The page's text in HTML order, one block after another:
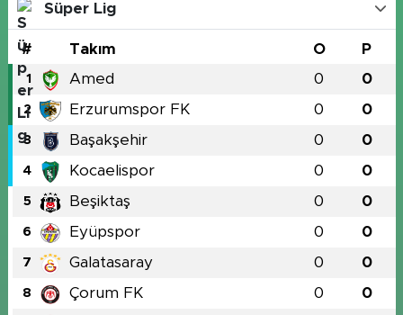
Süper Lig
# Takım O P
1 Amed 0 0
2 Erzurumspor FK 0 0
3 Başakşehir 0 0
4 Kocaelispor 0 0
5 Beşiktaş 0 0
6 Eyüpspor 0 0
7 Galatasaray 0 0
8 Çorum FK 0 0